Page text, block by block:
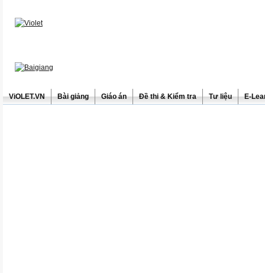
ViOLET.VN Bài giảng Giáo án Đề thi & Kiểm tra Tư liệu E-